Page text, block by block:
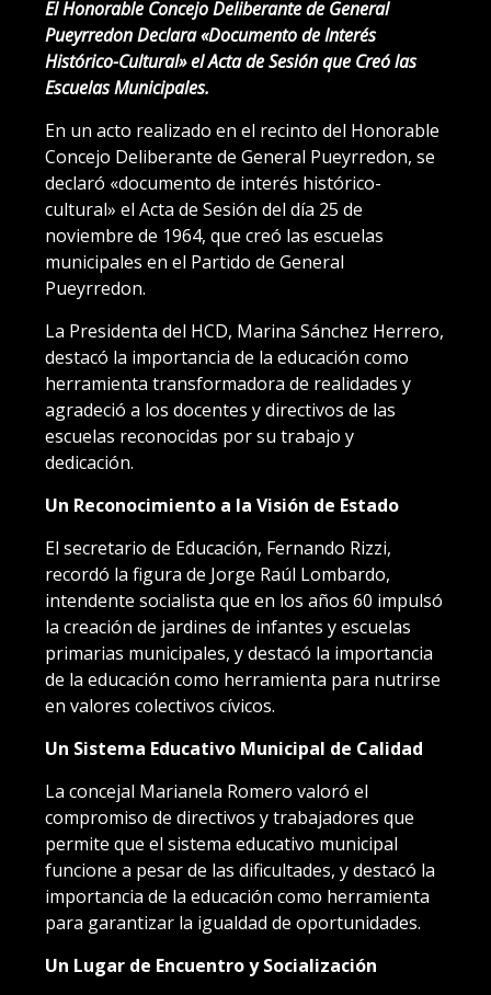
El Honorable Concejo Deliberante de General
Pueyrredon Declara «Documento de Interés
Histórico-Cultural» el Acta de Sesión que Creó las
Escuelas Municipales.
En un acto realizado en el recinto del Honorable
Concejo Deliberante de General Pueyrredon, se
declaró «documento de interés histórico-
cultural» el Acta de Sesión del día 25 de
noviembre de 1964, que creó las escuelas
municipales en el Partido de General
Pueyrredon.
La Presidenta del HCD, Marina Sánchez Herrero,
destacó la importancia de la educación como
herramienta transformadora de realidades y
agradeció a los docentes y directivos de las
escuelas reconocidas por su trabajo y
dedicación.
Un Reconocimiento a la Visión de Estado
El secretario de Educación, Fernando Rizzi,
recordó la figura de Jorge Raúl Lombardo,
intendente socialista que en los años 60 impulsó
la creación de jardines de infantes y escuelas
primarias municipales, y destacó la importancia
de la educación como herramienta para nutrirse
en valores colectivos cívicos.
Un Sistema Educativo Municipal de Calidad
La concejal Marianela Romero valoró el
compromiso de directivos y trabajadores que
permite que el sistema educativo municipal
funcione a pesar de las dificultades, y destacó la
importancia de la educación como herramienta
para garantizar la igualdad de oportunidades.
Un Lugar de Encuentro y Socialización